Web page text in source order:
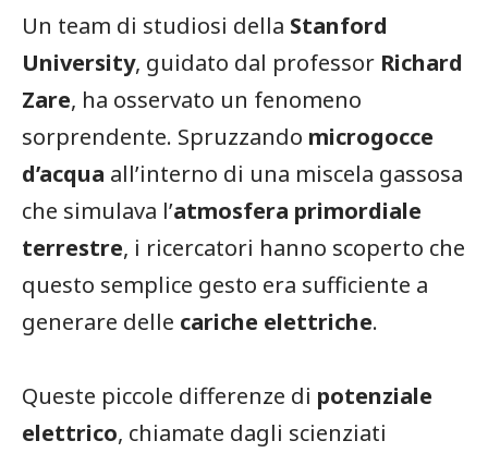
Un team di studiosi della Stanford
University, guidato dal professor Richard
Zare, ha osservato un fenomeno
sorprendente. Spruzzando microgocce
d’acqua all’interno di una miscela gassosa
che simulava l’atmosfera primordiale
terrestre, i ricercatori hanno scoperto che
questo semplice gesto era sufficiente a
generare delle cariche elettriche.
Queste piccole differenze di potenziale
elettrico, chiamate dagli scienziati